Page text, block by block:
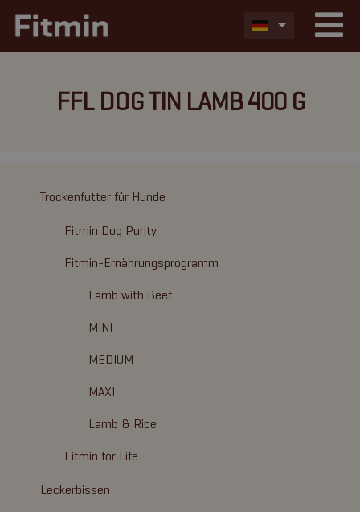
FFL DOG TIN LAMB 400 G
Trockenfutter für Hunde
Fitmin Dog Purity
Fitmin-Ernährungsprogramm
Lamb with Beef
MINI
MEDIUM
MAXI
Lamb & Rice
Fitmin for Life
Leckerbissen